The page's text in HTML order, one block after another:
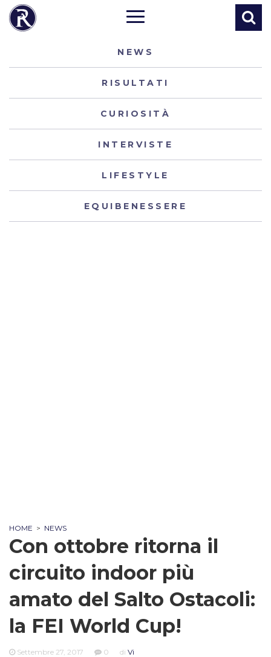
NEWS
RISULTATI
CURIOSITÀ
INTERVISTE
LIFESTYLE
EQUIBENESSERE
HOME > NEWS
Con ottobre ritorna il
circuito indoor più
amato del Salto Ostacoli:
la FEI World Cup!
Settembre 27, 2017 0 di Vi